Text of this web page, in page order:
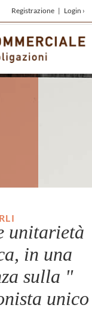
unitarietà
in una
sulla "
unico
Registrazione | Login ›